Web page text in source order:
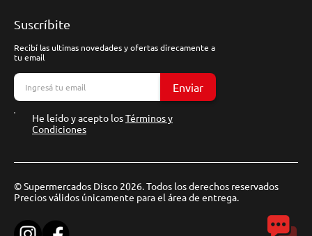
Suscríbite
Recibí las ultimas novedades y ofertas direcamente a
tu email
Enviar
He leído y acepto losTérminos y
Condiciones
© Supermercados Disco 2026. Todos los derechos reservados
Precios válidos únicamente para el área de entrega.